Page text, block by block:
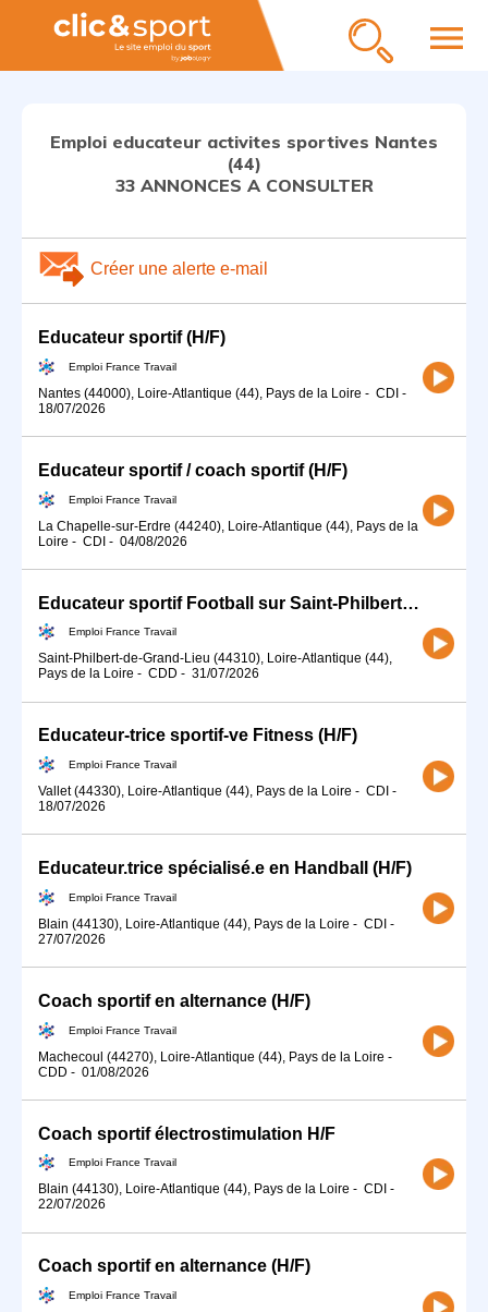
menu
Emploi educateur activites sportives Nantes
(44)
33 ANNONCES A CONSULTER
Créer une alerte e-mail
Educateur sportif (H/F)
Emploi France Travail
Nantes (44000), Loire-Atlantique (44), Pays de la Loire - CDI -
18/07/2026
Educateur sportif / coach sportif (H/F)
Emploi France Travail
La Chapelle-sur-Erdre (44240), Loire-Atlantique (44), Pays de la
Loire - CDI - 04/08/2026
Educateur sportif Football sur Saint-Philbert-de-Grand-Lieu (44) (H/F)
Emploi France Travail
Saint-Philbert-de-Grand-Lieu (44310), Loire-Atlantique (44),
Pays de la Loire - CDD - 31/07/2026
Educateur-trice sportif-ve Fitness (H/F)
Emploi France Travail
Vallet (44330), Loire-Atlantique (44), Pays de la Loire - CDI -
18/07/2026
Educateur.trice spécialisé.e en Handball (H/F)
Emploi France Travail
Blain (44130), Loire-Atlantique (44), Pays de la Loire - CDI -
27/07/2026
Coach sportif en alternance (H/F)
Emploi France Travail
Machecoul (44270), Loire-Atlantique (44), Pays de la Loire -
CDD - 01/08/2026
Coach sportif électrostimulation H/F
Emploi France Travail
Blain (44130), Loire-Atlantique (44), Pays de la Loire - CDI -
22/07/2026
Coach sportif en alternance (H/F)
Emploi France Travail